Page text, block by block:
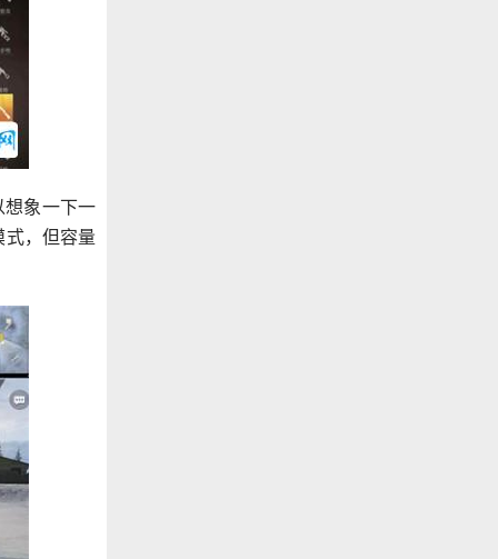
想象一下一
式，但容量